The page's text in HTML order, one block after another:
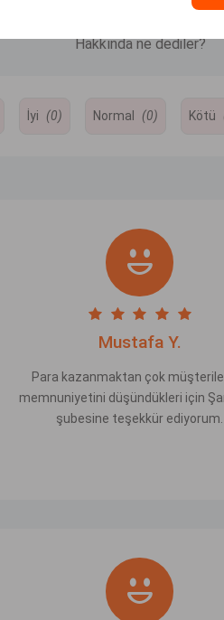
Araç Kiralama | Rent a
Hakkında ne dediler?
İyi (0) Normal (0) Kötü
Mustafa Y.
Para kazanmaktan çok
memnuniyetini düşündükleri için
şubesine teşekkür ediyorum.